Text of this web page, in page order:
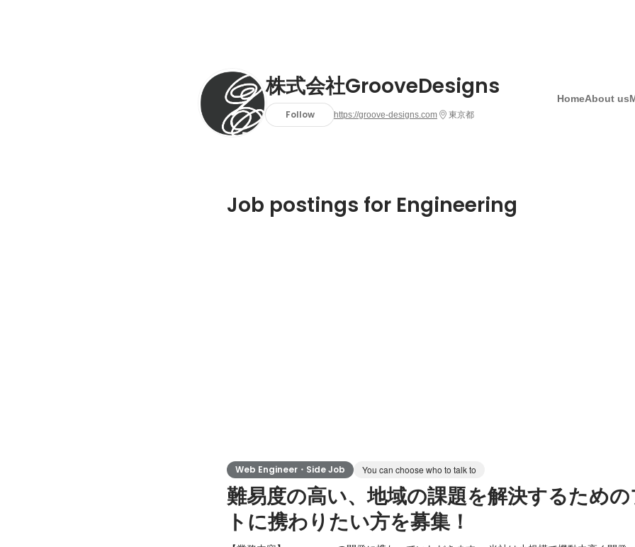
株式会社GrooveDesigns
Follow https://groove-designs.com 東京都
HomeAbout us
Job postings for Engineering
Web Engineer・Side Job You can choose who to talk to
難易度の高い、地域の課題を解決するための
トに携わりたい方を募集！